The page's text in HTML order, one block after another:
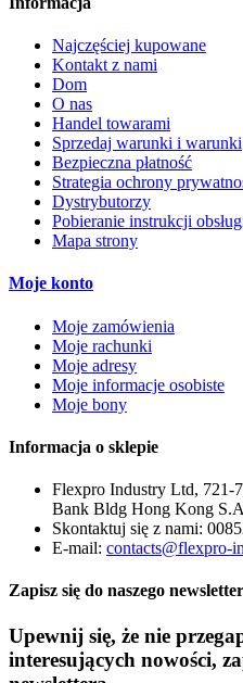
Najczęściej kupowane
Kontakt z nami
Dom
O nas
Handel towarami
Sprzedaj warunki i warunki
Bezpieczna płatność
Strategia ochrony
Dystrybutorzy
Pobieranie instrukcji
Mapa strony
Moje konto
Moje zamówienia
Moje rachunki
Moje adresy
Moje informacje osobiste
Moje bony
Informacja o sklepie
Flexpro Industry Ltd, 721-
Bank Bldg Hong Kong
Skontaktuj się z nami:
E-mail: contacts@flexpro-
Zapisz się do naszego
Upewnij się, że nie
interesujących nowości,